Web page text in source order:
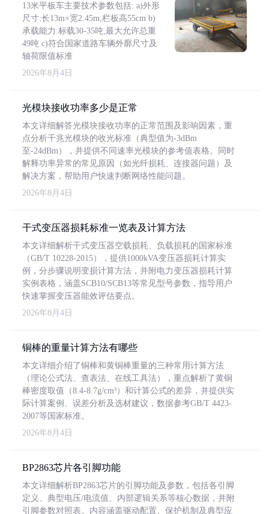
13米平板车主要技术参数包括: a)外形
尺寸:长13m×宽2.45m,栏板高55cm b)
承载能力:标载30-35吨,最大允许总重
49吨 c)符合国家道路车辆外廓尺寸及
轴荷限值标准
2026年8月4日
光模块接收功率多少是正常
本文详细解答光模块接收功率的正常范围及影响因素，重
点分析千兆光模块的收光标准（典型值为-3dBm
至-24dBm），并提供不同速率光模块的参考值表格。同时
解释功率异常的常见原因（如光纤损耗、连接器问题）及
解决方案，帮助用户快速判断网络性能问题。
2026年8月4日
干式变压器损耗标准一览表及计算方法
本文详细解析干式变压器空载损耗、负载损耗的国家标准
（GB/T 10228-2015），提供1000kVA变压器损耗计算实
例，分步骤说明变损计算方法，并附电力变压器损耗计算
实例表格，涵盖SCB10/SCB13等常见型号参数，指导用户
快速掌握变压器能效评估要点。
2026年8月4日
铜棒的重量计算方法有哪些
本文详细介绍了铜棒和黄铜棒重量的三种常用计算方法
（理论公式法、查表法、在线工具法），重点解析了黄铜
棒密度取值（8.4-8.7g/cm³）和计算公式的差异，并提供实
际计算案例、误差分析及选材建议，数据参考GB/T 4423-
2007等国家标准。
2026年8月4日
BP2863芯片各引脚功能
本文详细解析BP2863芯片的引脚功能及参数，包括各引脚
定义、典型电压/电流值、内部逻辑关系等核心数据，并附
引脚参数对照表。内容涵盖驱动配置、保护机制及典型应